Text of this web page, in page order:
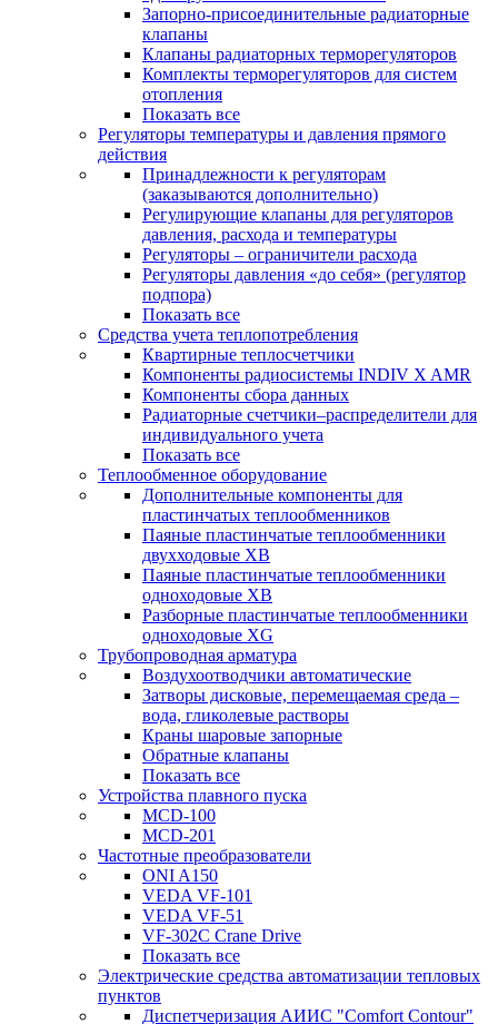
Запорно-присоединительные радиаторные
клапаны
Клапаны радиаторных терморегуляторов
Комплекты терморегуляторов для систем
отопления
Показать все
Регуляторы температуры и давления прямого
действия
Принадлежности к регуляторам
(заказываются дополнительно)
Регулирующие клапаны для регуляторов
давления, расхода и температуры
Регуляторы – ограничители расхода
Регуляторы давления «до себя» (регулятор
подпора)
Показать все
Средства учета теплопотребления
Квартирные теплосчетчики
Компоненты радиосистемы INDIV X AMR
Компоненты сбора данных
Радиаторные счетчики–распределители для
индивидуального учета
Показать все
Теплообменное оборудование
Дополнительные компоненты для
пластинчатых теплообменников
Паяные пластинчатые теплообменники
двухходовые XB
Паяные пластинчатые теплообменники
одноходовые ХВ
Разборные пластинчатые теплообменники
одноходовые ХG
Трубопроводная арматура
Воздухоотводчики автоматические
Затворы дисковые, перемещаемая среда –
вода, гликолевые растворы
Краны шаровые запорные
Обратные клапаны
Показать все
Устройства плавного пуска
MCD-100
MCD-201
Частотные преобразователи
ONI A150
VEDA VF-101
VEDA VF-51
VF-302C Crane Drive
Показать все
Электрические средства автоматизации тепловых
пунктов
Диспетчеризация АИИС "Comfort Contour"